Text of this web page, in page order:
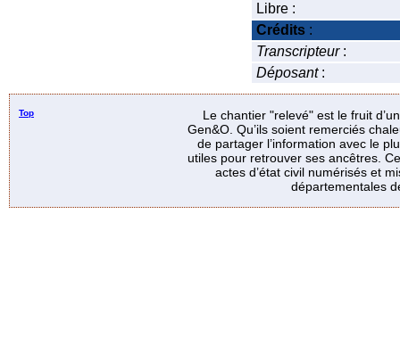
Libre :
Crédits :
Transcripteur:
Déposant:
Top
Le chantier "relevé" est le fruit
Gen&O. Qu’ils soient remerciés
de partager l’information avec le
utiles pour retrouver ses ancêtres.
actes d’état civil numérisés et
départementales